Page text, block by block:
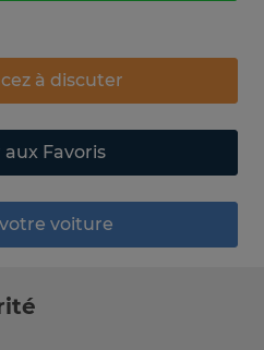
à discuter
Favoris
voiture